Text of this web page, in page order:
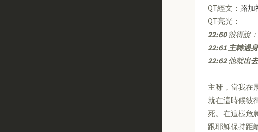
QT經文： 路加
QT亮光：
22:60彼得說
22:61 主轉過
22:62他就出
主呀，當我在
就在這時候彼
死。在這樣危
跟耶穌保持距